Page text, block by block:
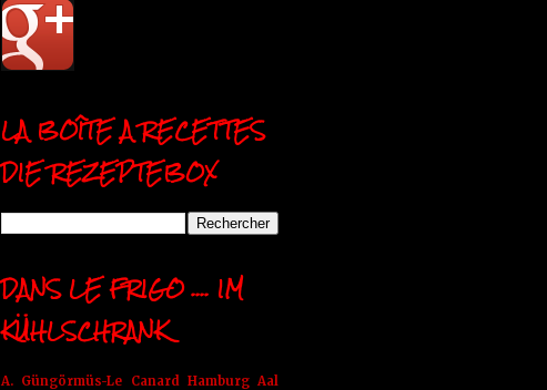
LA BOÎTE A RECETTES
DIE REZEPTEBOX
DANS LE FRIGO .... IM
KÜHLSCHRANK
A. Güngörmüs-Le Canard Hamburg Aal